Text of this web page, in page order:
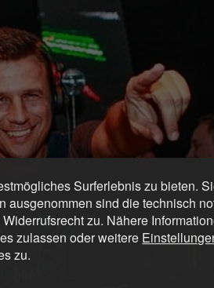
Surferlebnis zu bieten.
sind die technisch
zu. Nähere
zulassen oder weitere
zu.